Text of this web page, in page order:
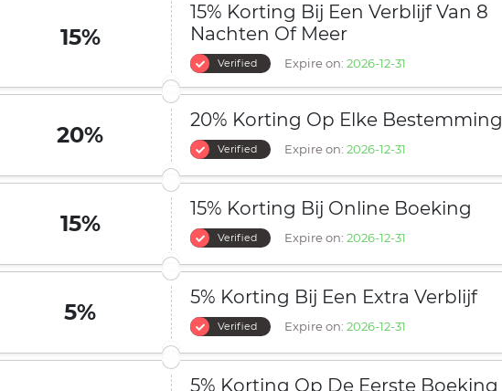
15%
15% Korting Bij Een Verblijf Van 8
Nachten Of Meer
Verified Expire on: 2026-12-31
20%
20% Korting Op Elke Bestemming
Verified Expire on: 2026-12-31
15%
15% Korting Bij Online Boeking
Verified Expire on: 2026-12-31
5%
5% Korting Bij Een Extra Verblijf
Verified Expire on: 2026-12-31
5% Korting Op De Eerste Boeking